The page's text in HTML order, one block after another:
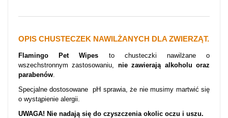
OPIS CHUSTECZEK NAWILŻANYCH DLA ZWIERZĄT.
Flamingo Pet Wipes to chusteczki nawilżane o
wszechstronnym zastosowaniu, nie zawierają alkoholu oraz
parabenów.
Specjalne dostosowane pH sprawia, że nie musimy martwić się
o wystąpienie alergii.
UWAGA! Nie nadają się do czyszczenia okolic oczu i uszu.